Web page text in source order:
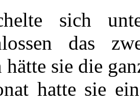
sich
das
sie die
hatte sie